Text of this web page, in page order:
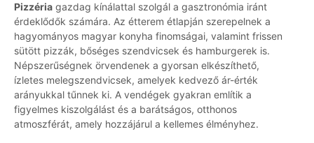
Pizzéria gazdag kínálattal szolgál a gasztronómia iránt
érdeklődők számára. Az étterem étlapján szerepelnek a
hagyományos magyar konyha finomságai, valamint frissen
sütött pizzák, bőséges szendvicsek és hamburgerek is.
Népszerűségnek örvendenek a gyorsan elkészíthető,
ízletes melegszendvicsek, amelyek kedvező ár-érték
arányukkal tűnnek ki. A vendégek gyakran említik a
figyelmes kiszolgálást és a barátságos, otthonos
atmoszférát, amely hozzájárul a kellemes élményhez.